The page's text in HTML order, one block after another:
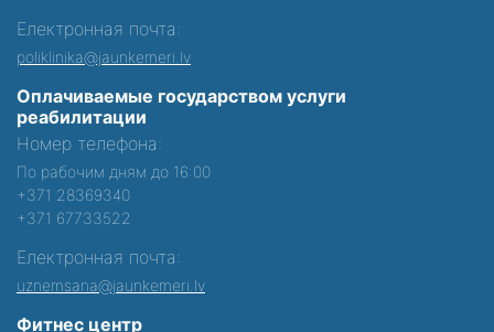
Електронная почта:
poliklinika@jaunkemeri.lv
Оплачиваемые государством услуги
реабилитации
Номер телефона:
По рабочим дням до 16:00
+371 28369340
+371 67733522
Електронная почта:
uznemsana@jaunkemeri.lv
Фитнес центр